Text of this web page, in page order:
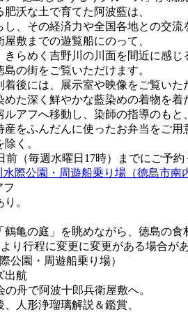
沃な土で育てた阿波藍は、
、その経済力や全国各地との交
敷までの遊覧船にのって、
らめく吉野川の川面を間近に感じ
の街をご覧いただけます。
後には、展示室や映像をご覧いた
た深く鮮やかな藍染めの着物を着
アフへ移動し、染師の指導のも
をふんだんに使ったお弁当をご用
く。
前（毎週水曜日17時）までにご予約
際公園・周遊船乗り場（徳島市南
フ
。
亀の庭」を眺めながら、徳島の
り行程に変更に変更がある場合が
園・周遊船乗り場）
出航
舟で阿波十郎兵衛屋敷へ。
人形浄瑠璃解説＆鑑賞、